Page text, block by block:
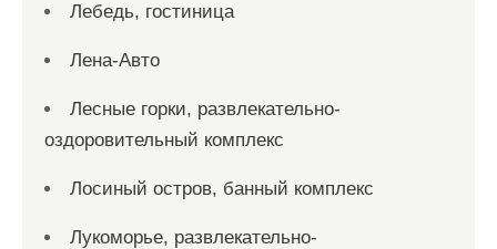
Лебедь, гостиница
Лена-Авто
Лесные горки, развлекательно-
оздоровительный комплекс
Лосиный остров, банный комплекс
Лукоморье, развлекательно-